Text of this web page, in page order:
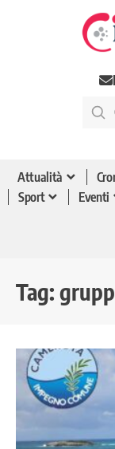
Attualità
Sport
Eventi
Tag: